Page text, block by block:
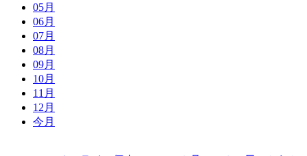
05月
06月
07月
08月
09月
10月
11月
12月
今月